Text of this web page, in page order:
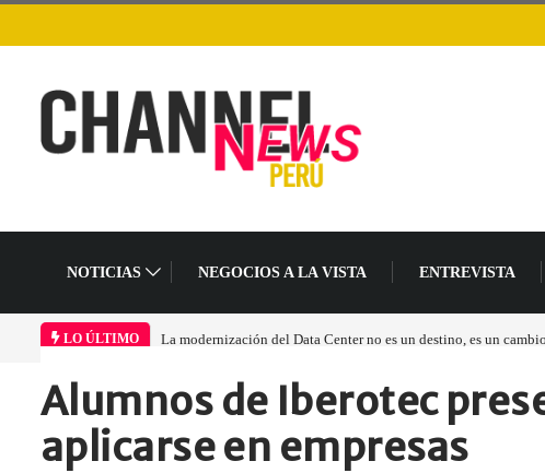
NOTICIAS NEGOCIOS A LA VISTA ENTREVISTA
LO ÚLTIMO La modernización del Data Center no es un destino, es un
Informes Alumnos de Iberotec…
Alumnos de Iberotec
aplicarse en empresas